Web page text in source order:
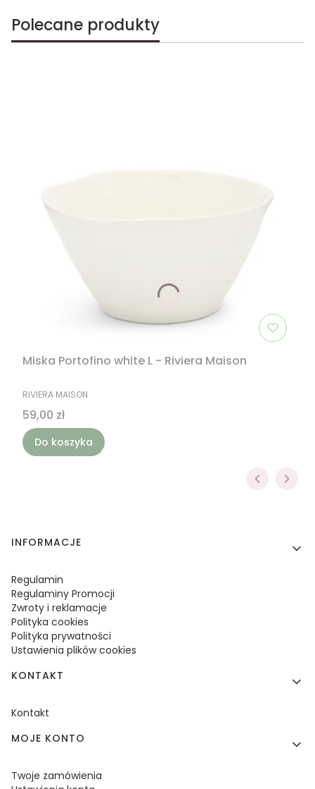
Polecane produkty
Miska Portofino white L - Riviera Maison
PRODUCENT
RIVIERA MAISON
Cena
59,00 zł
Do koszyka
Linki w stopce
INFORMACJE
Regulamin
Regulaminy Promocji
Zwroty i reklamacje
Polityka cookies
Polityka prywatności
Ustawienia plików cookies
KONTAKT
Kontakt
MOJE KONTO
Twoje zamówienia